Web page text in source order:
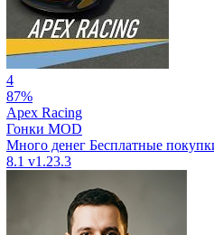
4
87%
Apex Racing
Гонки MOD
Много денег Бесплатные
8.1 v1.23.3